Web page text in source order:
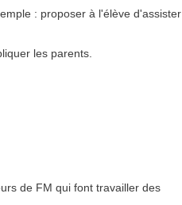
: proposer à l'élève d'assister
les parents.
de FM qui font travailler des